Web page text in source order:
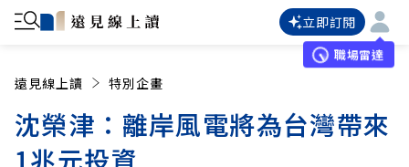
立即訂閱
職場雷達
遠見線上讀 特別企畫
沈榮津：離岸風電將為台灣帶來
1兆元投資